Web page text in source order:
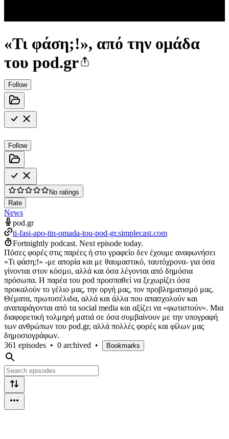
«Τι φάση;!», από την ομάδα
του pod.gr
Follow
Follow
No ratings
Rate
News
pod.gr
ti-fasi-apo-tin-omada-tou-pod-gr.simplecast.com
Fortnightly podcast. Next episode today.
Πόσες φορές στις παρέες ή στο γραφείο δεν έχουμε αναφωνήσει
«Τι φάση;!» -με απορία και με θαυμαστικό, ταυτόχρονα- για όσα
γίνονται στον κόσμο, αλλά και όσα λέγονται από δημόσια
πρόσωπα. Η παρέα του pod προσπαθεί να ξεχωρίζει όσα
προκαλούν το γέλιο μας, την οργή μας, τον προβληματισμό μας.
Θέματα, πρωτοσέλιδα, αλλά και άλλα που απασχολούν και
αναπαράγονται από τα social media και αξίζει να «φωτιστούν». Μια
διαφορετική τολμηρή ματιά σε όσα συμβαίνουν με την υπογραφή
των ανθρώπων του pod.gr, αλλά πολλές φορές και φίλων μας
δημοσιογράφων.
361 episodes • 0 archived • Bookmarks